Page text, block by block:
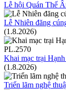
Lễ hội Quán Thế
Lễ Nhiên đăng
(1.8.2026)
Khai mạc trại
(1.8.2026)
Triển lãm nghệ